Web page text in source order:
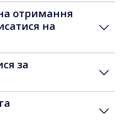
отримання
на
за